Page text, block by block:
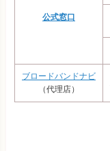
公式窓口
ブロードバンドナビ
（代理店）